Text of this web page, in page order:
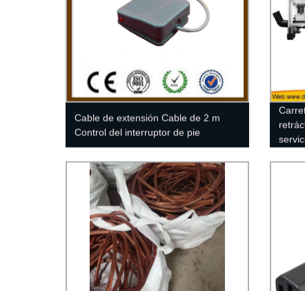
Cable de extensión Cable de 2 m
Control del interruptor de pie